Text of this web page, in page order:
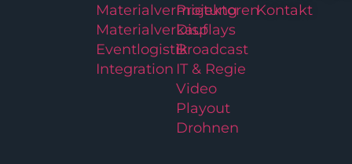
Materialvermietung
Materialverkauf
Eventlogistik
Integration
Projektoren
Displays
Broadcast
IT & Regie
Video
Playout
Drohnen
Kontakt